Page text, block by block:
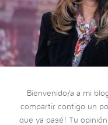
Bienvenido/a a mi
compartir contigo un
que ya pasé! Tu